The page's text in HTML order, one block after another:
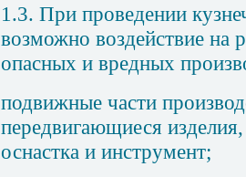
1.3. При проведении
возможно воздействие на
опасных и вредных
подвижные части
передвигающиеся
оснастка и инструмент;